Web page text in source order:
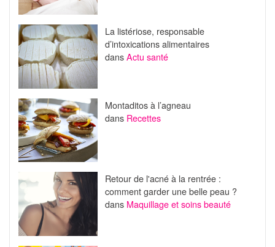
La listériose, responsable
d’intoxications alimentaires
dansActu santé
Montaditos à l’agneau
dans Recettes
Retour de l'acné à la rentrée :
comment garder une belle peau ?
dans Maquillage et soins beauté